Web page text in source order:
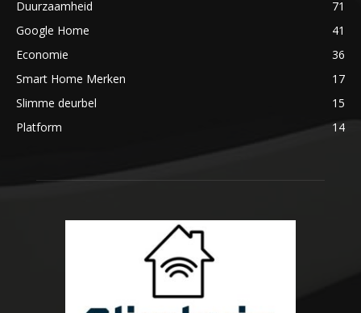
Duurzaamheid
71
Google Home
41
Economie
36
Smart Home Merken
17
Slimme deurbel
15
Platform
14